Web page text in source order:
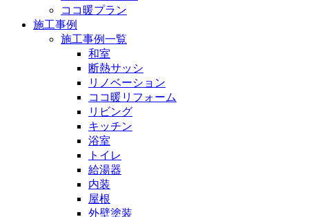
ココ暖プラン
施工事例
施工事例一覧
和室
断熱サッシ
リノベーション
ココ暖リフォーム
リビング
キッチン
浴室
トイレ
給湯器
内装
屋根
外壁塗装